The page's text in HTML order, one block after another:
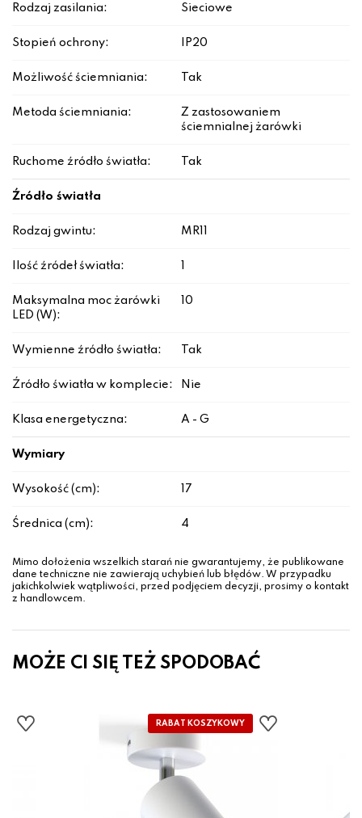
Rodzaj zasilania: Sieciowe
Stopień ochrony: IP20
Możliwość ściemniania: Tak
Metoda ściemniania:
Z zastosowaniem
ściemnialnej żarówki
Ruchome źródło światła: Tak
Źródło światła
Rodzaj gwintu: MR11
Ilość źródeł światła:
Maksymalna moc żarówki
LED (W):
10
Wymienne źródło światła: Tak
Źródło światła w komplecie: Nie
Klasa energetyczna: A - G
Wymiary
Wysokość (cm): 17
Średnica (cm): 4
Mimo dołożenia wszelkich starań nie gwarantujemy, że publikowane
dane techniczne nie zawierają uchybień lub błędów. W przypadku
jakichkolwiek wątpliwości, przed podjęciem decyzji, prosimy o kontakt
z handlowcem.
MOŻE CI SIĘ TEŻ SPODOBAĆ